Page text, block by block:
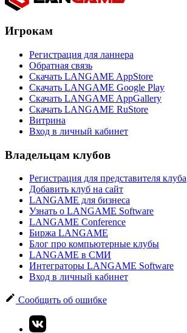
Игрокам
Регистрация для ланнера
Обратная связь
Скачать LANGAME AppStore
Скачать LANGAME Google Play
Скачать LANGAME AppGallery
Скачать LANGAME RuStore
Витрина
Вход в личный кабинет
Владельцам клубов
Регистрация для представителя клуба
Добавить клуб на сайт
LANGAME для бизнеса
Узнать о LANGAME Software
LANGAME Conference
Биржа LANGAME
Блог про компьютерные клубы
LANGAME в СМИ
Интеграторы LANGAME Software
Вход в личный кабинет
Сообщить об ошибке